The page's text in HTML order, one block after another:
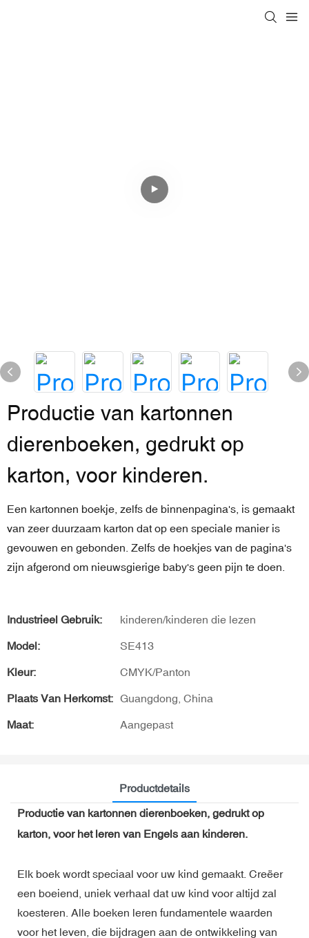
Productie van kartonnen
dierenboeken, gedrukt op
karton, voor kinderen.
Een kartonnen boekje, zelfs de binnenpagina's, is gemaakt
van zeer duurzaam karton dat op een speciale manier is
gevouwen en gebonden. Zelfs de hoekjes van de pagina's
zijn afgerond om nieuwsgierige baby's geen pijn te doen.
Industrieel Gebruik: kinderen/kinderen die lezen
Model: SE413
Kleur: CMYK/Panton
Plaats Van Herkomst: Guangdong, China
Maat: Aangepast
Productdetails
Productie van kartonnen dierenboeken, gedrukt op
karton, voor het leren van Engels aan kinderen.
Elk boek wordt speciaal voor uw kind gemaakt. Creëer
een boeiend, uniek verhaal dat uw kind voor altijd zal
koesteren. Alle boeken leren fundamentele waarden
voor het leven, die bijdragen aan de ontwikkeling van